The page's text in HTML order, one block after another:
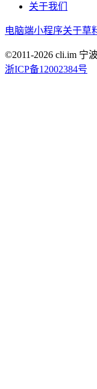
关于我们
电脑端小程序关于草
©2011-2026 cli.im 宁
浙ICP备12002384号